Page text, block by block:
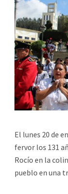
El lunes 20 de
fervor los 131
Rocío en la
pueblo en una